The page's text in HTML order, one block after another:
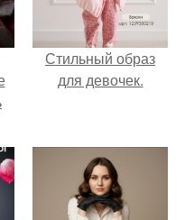
Стильный образ
для девочек.